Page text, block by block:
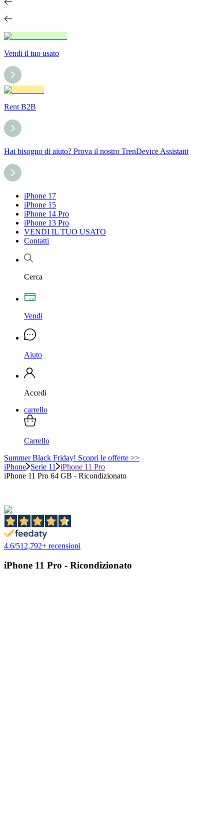
Vendi il tuo usato
Rent B2B
Hai bisogno di aiuto? Prova il nostro TrenDevice Assistant
iPhone 17
iPhone 15
iPhone 14 Pro
iPhone 13 Pro
VENDI IL TUO USATO
Contatti
Cerca
Vendi
Aiuto
Accedi
carrello
Carrello
Summer Black Friday! Scopri le offerte >>
iPhone Serie 11
iPhone 11 Pro
iPhone 11 Pro 64 GB - Ricondizionato
4.6/512,792+ recensioni
iPhone 11 Pro - Ricondizionato